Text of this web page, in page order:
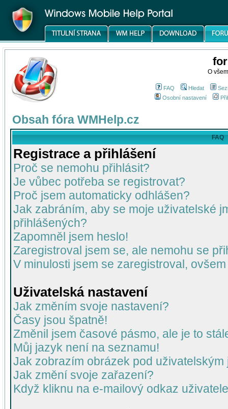
O
FAQ Hledat
Osobní nastavení
Obsah fóra WMHelp.cz
FAQ
Registrace a přihlášení
Proč se nemohu přihlásit?
Je vůbec potřeba se registrovat?
Proč jsem automaticky odhlášen?
Jak zabráním, aby se moje uživatelské
přihlášených?
Zapomněl jsem heslo!
Zaregistroval jsem se, ale nemohu se
V minulosti jsem se zaregistroval,
Uživatelská nastavení
Jak změním svoje nastavení?
Časy jsou špatně!
Změnil jsem časové pásmo, ale je to
Můj jazyk není na seznamu!
Jak zobrazím obrázek pod uživatelským
Jak změní svoje zařazení?
Když kliknu na e-mailový odkaz